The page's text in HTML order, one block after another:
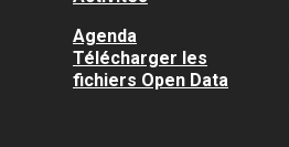
Agenda
Télécharger les
fichiers Open Data